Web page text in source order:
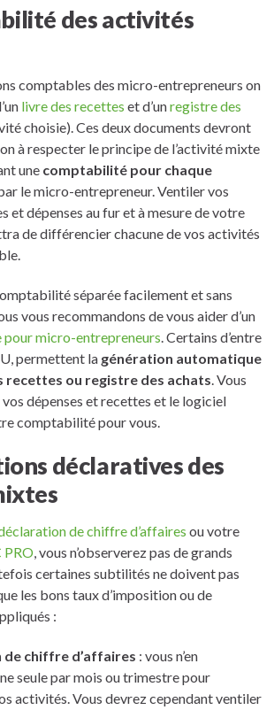
des activités
comptables des micro-entrepreneurs on
livre des recettes et d’unregistre des
choisie). Ces deux documents devront
à respecter le principe de l’activité mixte
une comptabilité pour chaque
le micro-entrepreneur. Ventiler vos
et dépenses au fur et à mesure de votre
de différencier chacune de vos activités
séparée facilement et sans
vous recommandons de vous aider d’un
micro-entrepreneurs. Certains d’entre
permettent la génération automatique
recettes ou registre des achats. Vous
vos dépenses et recettes et le logiciel
comptabilité pour vous.
déclaratives des
de chiffre d’affaires ou votre
, vous n’observerez pas de grands
certaines subtilités ne doivent pas
les bons taux d’imposition ou de
:
de chiffre d’affaires : vous n’en
seule par mois ou trimestre pour
activités. Vous devrez cependant ventiler